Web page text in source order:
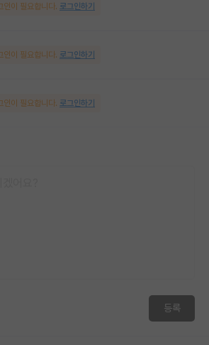
인이 필요합니다. 로그인하기
인이 필요합니다. 로그인하기
인이 필요합니다. 로그인하기
등록